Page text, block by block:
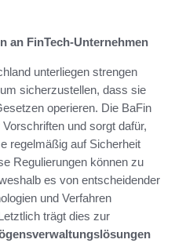
an FinTech-Unternehmen
unterliegen strengen
sicherzustellen, dass sie
operieren. Die BaFin
und sorgt dafür,
regelmäßig auf Sicherheit
Regulierungen können zu
es von entscheidender
und Verfahren
trägt dies zur